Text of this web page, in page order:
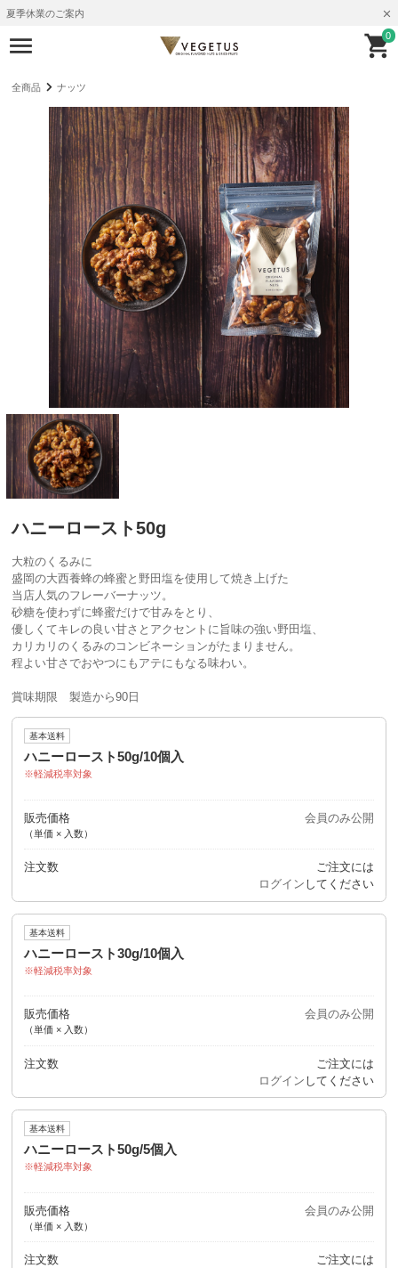
夏季休業のご案内
0
全商品 ナッツ
ハニーロースト50g
大粒のくるみに
盛岡の大西養蜂の蜂蜜と野田塩を使用して焼き上げた
当店人気のフレーバーナッツ。
砂糖を使わずに蜂蜜だけで甘みをとり、
優しくてキレの良い甘さとアクセントに旨味の強い野田塩、
カリカリのくるみのコンビネーションがたまりません。
程よい甘さでおやつにもアテにもなる味わい。
賞味期限 製造から90日
基本送料
ハニーロースト50g/10個入
軽減税率対象
販売価格
（単価 × 入数）
会員のみ公開
注文数
ご注文には
ログイン してください
基本送料
ハニーロースト30g/10個入
軽減税率対象
販売価格
（単価 × 入数）
会員のみ公開
注文数
ご注文には
ログイン してください
基本送料
ハニーロースト50g/5個入
軽減税率対象
販売価格
（単価 × 入数）
会員のみ公開
注文数
ご注文には